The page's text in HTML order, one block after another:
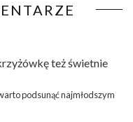
też świetnie
podsunąć najmłodszym